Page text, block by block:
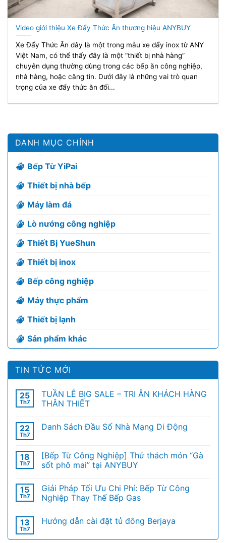
Video giới thiệu Xe Đẩy Thức Ăn thương hiệu ANYBUY
Xe Đẩy Thức Ăn đây là một trong mẫu xe đẩy inox từ ANY
Việt Nam, có thể thấy đây là một “thiết bị nhà hàng”
chuyên dụng thường dùng trong các bếp ăn công nghiệp,
nhà hàng, hoặc căng tin. Dưới đây là những vai trò quan
trọng của xe đẩy thức ăn đối...
DANH MỤC CHÍNH
Bếp Từ YiPai
Thiết bị nhà bếp
Máy làm đá
Lò nướng công nghiệp
Thiết Bị YueShun
Thiết bị inox
Bếp công nghiệp
Máy thực phẩm
Thiết bị lạnh
Sản phẩm khác
TIN TỨC MỚI
25
Th7
TUẦN LỄ BIG SALE – TRI ÂN KHÁCH HÀNG
THÂN THIẾT
22
Th7
Danh Sách Đầu Số Nhà Mạng Di Động
18
Th7
[Bếp Từ Công Nghiệp] Thử thách món “Gà
sốt phô mai” tại ANYBUY
15
Th7
Giải Pháp Tối Ưu Chi Phí: Bếp Từ Công
Nghiệp Thay Thế Bếp Gas
13
Th7
Hướng dẫn cài đặt tủ đông Berjaya